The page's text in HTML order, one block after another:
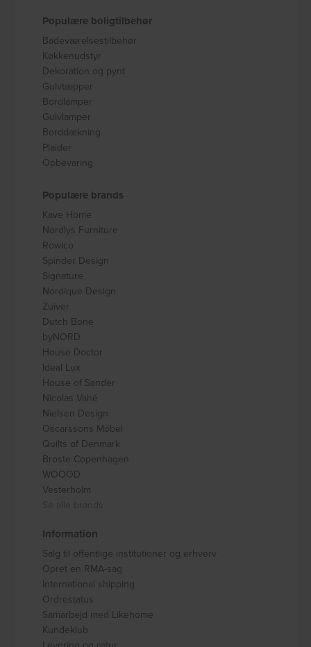
Populære boligtilbehør
Badeværelsestilbehør
Køkkenudstyr
Dekoration og pynt
Gulvtæpper
Bordlamper
Gulvlamper
Borddækning
Plaider
Opbevaring
Populære brands
Kave Home
Nordlys Furniture
Rowico
Spinder Design
Signature
Nordique Design
Zuiver
Dutch Bone
byNORD
House Doctor
Ideal Lux
House of Sander
Nicolas Vahé
Nielsen Design
Oscarssons Móbel
Quilts of Denmark
Broste Copenhagen
WOOOD
Vesterholm
Information
Salg til offentlige institutioner og erhverv
Opret en RMA-sag
International shipping
Ordrestatus
Samarbejd med Likehome
Kundeklub